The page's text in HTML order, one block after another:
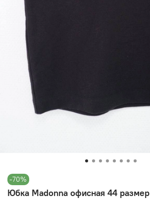
-70%
Юбка Madonna офисная 44 размер